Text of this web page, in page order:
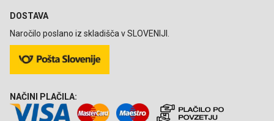
DOSTAVA
Naročilo poslano iz skladišča v SLOVENIJI.
NAČINI PLAČILA: